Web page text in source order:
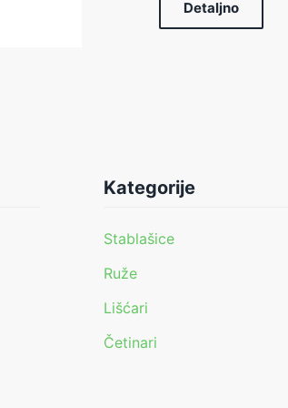
Detaljno
Kategorije
Stablašice
Ruže
Lišćari
Četinari